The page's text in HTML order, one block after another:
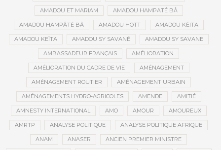
AMADOU ET MARIAM AMADOU HAMPATÉ BÂ
AMADOU HAMPÂTÉ BÂ AMADOU HOTT AMADOU KÉITA
AMADOU KEÏTA AMADOU SY SAVANÉ AMADOU SY SAVANE
AMBASSADEUR FRANÇAIS AMÉLIORATION
AMÉLIORATION DU CADRE DE VIE AMÉNAGEMENT
AMÉNAGEMENT ROUTIER AMÉNAGEMENT URBAIN
AMÉNAGEMENTS HYDRO-AGRICOLES AMENDE AMITIÉ
AMNESTY INTERNATIONAL AMO AMOUR AMOUREUX
AMRTP ANALYSE POLITIQUE ANALYSE POLITIQUE AFRIQUE
ANAM ANASER ANCIEN PREMIER MINISTRE